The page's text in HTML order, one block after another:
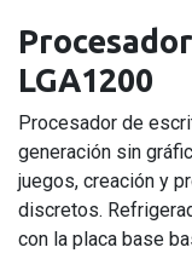
LGA1200
Procesador de
generación sin
juegos, creación y
discretos.
con la placa base